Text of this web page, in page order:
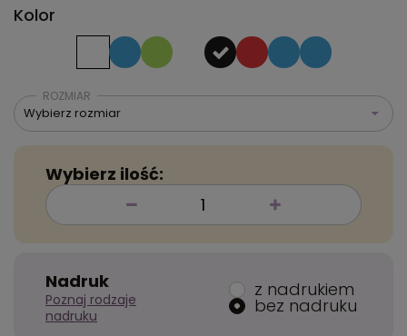
Kolor
ROZMIAR
Wybierz rozmiar
Wybierz ilość:
Nadruk
Poznaj rodzaje
nadruku
z nadrukiem
bez nadruku